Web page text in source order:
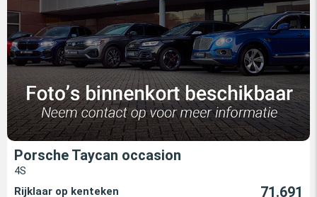
Porsche Taycan occasion
4S
Rijklaar op kenteken
71.691